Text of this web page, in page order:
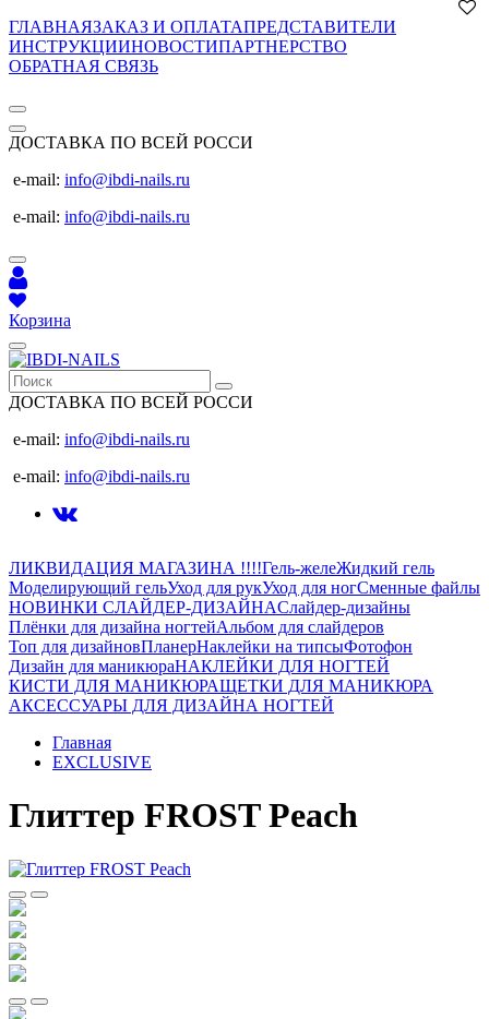
ГЛАВНАЯЗАКАЗ И ОПЛАТАПРЕДСТАВИТЕЛИ
ИНСТРУКЦИИНОВОСТИПАРТНЕРСТВО
ОБРАТНАЯ СВЯЗЬ
ДОСТАВКА ПО ВСЕЙ РОССИ
e-mail: info@ibdi-nails.ru
e-mail: info@ibdi-nails.ru
Корзина
ДОСТАВКА ПО ВСЕЙ РОССИ
e-mail: info@ibdi-nails.ru
e-mail: info@ibdi-nails.ru
ЛИКВИДАЦИЯ МАГАЗИНА !!!!Гель-желеЖидкий гель
Моделирующий гельУход для рукУход для ногСменные файлы
НОВИНКИ СЛАЙДЕР-ДИЗАЙНАСлайдер-дизайны
Плёнки для дизайна ногтейАльбом для слайдеров
Топ для дизайновПланерНаклейки на типсыФотофон
Дизайн для маникюраНАКЛЕЙКИ ДЛЯ НОГТЕЙ
КИСТИ ДЛЯ МАНИКЮРАЩЕТКИ ДЛЯ МАНИКЮРА
АКСЕССУАРЫ ДЛЯ ДИЗАЙНА НОГТЕЙ
Главная
EXCLUSIVE
Глиттер FROST Peach